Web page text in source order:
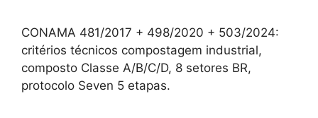
CONAMA 481/2017 + 498/2020 + 503/2024:
critérios técnicos compostagem industrial,
composto Classe A/B/C/D, 8 setores BR,
protocolo Seven 5 etapas.